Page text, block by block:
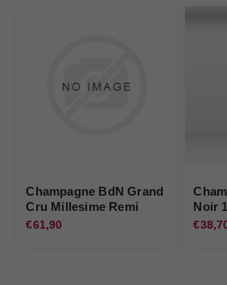
Champagne BdN Grand
Cru Millesime Remi
Henry
€61,90
Noir